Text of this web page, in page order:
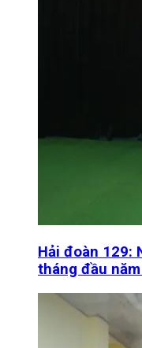
Hải đoàn 129:
tháng đầu